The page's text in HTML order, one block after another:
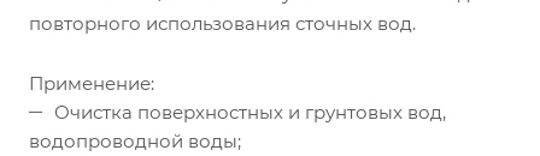
повторного использования сточных вод.
Применение:
Очистка поверхностных и грунтовых вод,
водопроводной воды;